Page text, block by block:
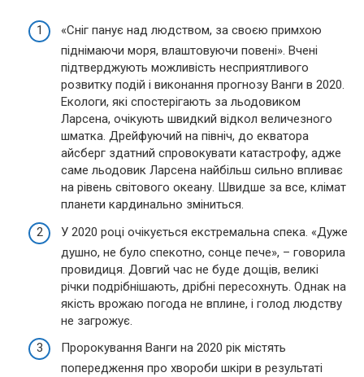
«Сніг панує над людством, за своєю примхою
піднімаючи моря, влаштовуючи повені». Вчені
підтверджують можливість несприятливого
розвитку подій і виконання прогнозу Ванги в 2020.
Екологи, які спостерігають за льодовиком
Ларсена, очікують швидкий відкол величезного
шматка. Дрейфуючий на північ, до екватора
айсберг здатний спровокувати катастрофу, адже
саме льодовик Ларсена найбільш сильно впливає
на рівень світового океану. Швидше за все, клімат
планети кардинально зміниться.
У 2020 році очікується екстремальна спека. «Дуже
душно, не було спекотно, сонце пече», – говорила
провидиця. Довгий час не буде дощів, великі
річки подрібнішають, дрібні пересохнуть. Однак на
якість врожаю погода не вплине, і голод людству
не загрожує.
Пророкування Ванги на 2020 рік містять
попередження про хвороби шкіри в результаті